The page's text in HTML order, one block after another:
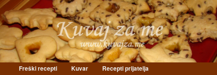
Main
Skip
Skip
Freški recepti Kuvar Recepti prijatelja